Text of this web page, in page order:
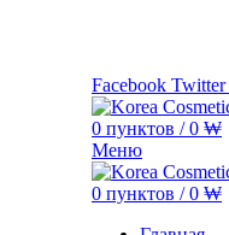
Facebook Twitter
0 пунктов / 0 ₩
Меню
0 пунктов / 0 ₩